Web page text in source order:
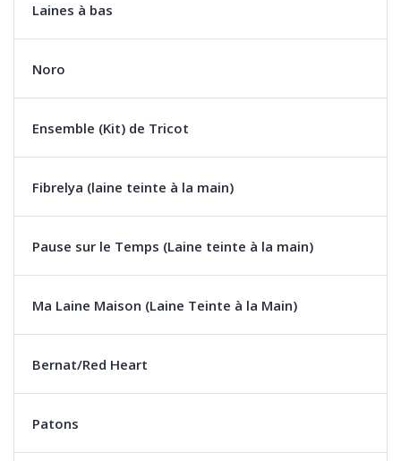
Laines à bas
Noro
Ensemble (Kit) de Tricot
Fibrelya (laine teinte à la main)
Pause sur le Temps (Laine teinte à la main)
Ma Laine Maison (Laine Teinte à la Main)
Bernat/Red Heart
Patons